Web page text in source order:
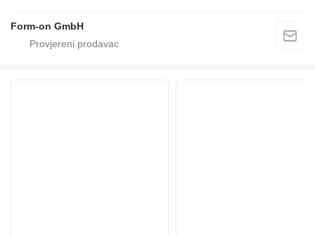
Form-on GmbH